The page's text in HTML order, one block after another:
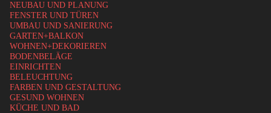
NEUBAU UND PLANUNG
FENSTER UND TÜREN
UMBAU UND SANIERUNG
GARTEN+BALKON
WOHNEN+DEKORIEREN
BODENBELÄGE
EINRICHTEN
BELEUCHTUNG
FARBEN UND GESTALTUNG
GESUND WOHNEN
KÜCHE UND BAD